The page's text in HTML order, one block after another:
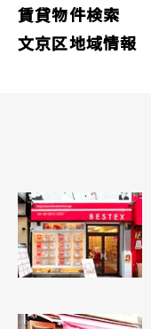
賃貸物件検索
文京区地域情報